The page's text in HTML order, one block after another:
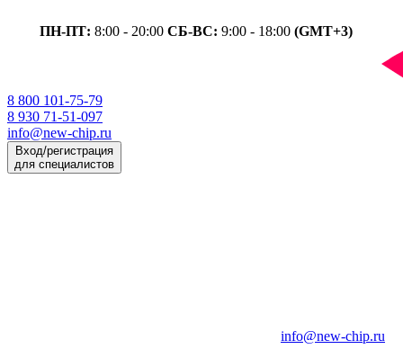
ПН-ПТ: 8:00 - 20:00 СБ-ВС: 9:00 - 18:00 (GMT+3)
8 800 101-75-79
8 930 71-51-097
info@new-chip.ru
Вход/регистрация
для специалистов
info@new-chip.ru